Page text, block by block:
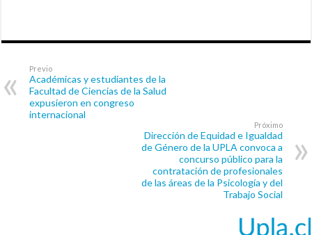
Previo
Académicas y estudiantes de la
Facultad de Ciencias de la Salud
expusieron en congreso
internacional
Próximo
Dirección de Equidad e Igualdad
de Género de la UPLA convoca a
concurso público para la
contratación de profesionales
de las áreas de la Psicología y del
Trabajo Social